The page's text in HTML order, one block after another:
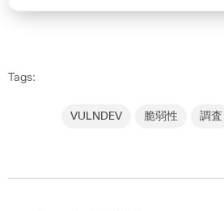
Tags:
VULNDEV 脆弱性 調査